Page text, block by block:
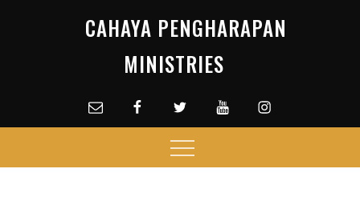
CAHAYA PENGHARAPAN
MINISTRIES
Email facebookTwitterYoutubeInstagram
Menu